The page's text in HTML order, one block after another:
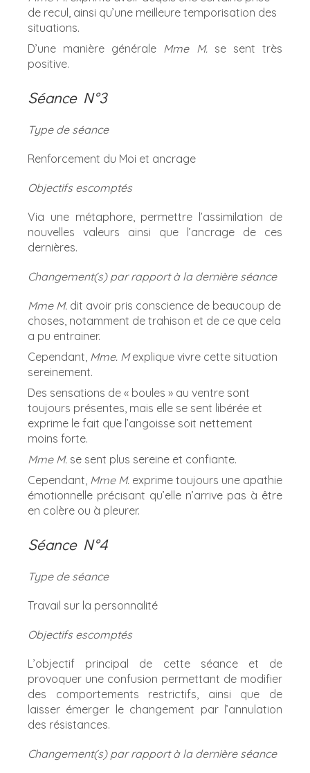
de recul, ainsi qu’une meilleure temporisation des
situations.
D’une manière générale Mme M.se sent très
positive.
Séance N°3
Type de séance
Renforcement du Moi et ancrage
Objectifs escomptés
Via une métaphore, permettre l’assimilation de
nouvelles valeurs ainsi que l’ancrage de ces
dernières.
Changement(s) par rapport à la dernière séance
Mme M. dit avoir pris conscience de beaucoup de
choses, notamment de trahison et de ce que cela
a pu entrainer.
Cependant, Mme. Mexplique vivre cette situation
sereinement.
Des sensations de « boules » au ventre sont
toujours présentes, mais elle se sent libérée et
exprime le fait que l’angoisse soit nettement
moins forte.
Mme M. se sent plus sereine et confiante.
Cependant, Mme M. exprime toujours une apathie
émotionnelle précisant qu’elle n’arrive pas à être
en colère ou à pleurer.
Séance N°4
Type de séance
Travail sur la personnalité
Objectifs escomptés
L’objectif principal de cette séance et de
provoquer une confusion permettant de modifier
des comportements restrictifs, ainsi que de
laisser émerger le changement par l’annulation
des résistances.
Changement(s) par rapport à la dernière séance